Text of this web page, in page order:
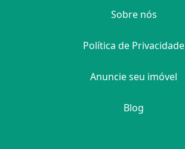
Sobre nós
Política de Privacidade
Anuncie seu imóvel
Blog